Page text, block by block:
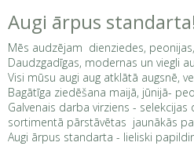
Augi ārpus
Mēs audzējam dienziedes,
Daudzgadīgas, modernas un viegli
Visi mūsu augi aug atklātā augsnē,
Bagātīga ziedēšana maijā, jūnijā-
Galvenais darba virziens -
sortimentā pārstāvētas jaunākās
Augi ārpus standarta - lieliski